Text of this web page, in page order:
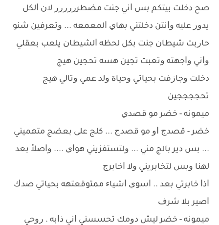
ﺻﺢ ﺩﺧﻠﺖ ﺑﻴﺘﻜﻢ ﺑﺲ ﺍﻧﻲ ﺟﻨﺖ ﻣﻀﻄﺮﺭﺭﺭﺭﺭ ﻻﻥ ﺍﻟﻜﻞ
ﻳﺪﻭﺭ ﻋﻠﻴﻪ ﻭﺍﻧﺘﻦ ﺩﺧﻠﺘﻨﻲ ﺑﻬﺎﻱ ﺍﻟﻤﻌﻤﻌﻪ ... ﻭﺗﻌﺮﻓﻴﻦ ﺷﻨﻮ
ﺣﺎﺭﺑﺖ ﺷﻴﻄﺎﻥ ﺟﻨﺖ ﺑﻜﻞ ﻟﺤﻈﻪ ﺍﻟﺸﻴﻄﺎﻥ ﻳﻠﻌﺐ ﺑﻌﻘﻠﻲ
ﻭﺍﻧﻲ ﻭﺍﺟﻬﺘﻪ ﻭﺗﻌﺒﺖ ﺗﺠﻴﻦ ﻫﺴﻪ ﺗﺤﺠﻴﻦ ﻫﻴﺞ
ﺩﺧﻠﺖ ﻭﺟﺎﺯﻓﺖ ﺑﺤﻴﺎﺗﻲ ﻭﺣﻴﺎﺓ ﻭﻟﺪ ﻋﻤﻲ ﻭﺗﺎﻟﻲ ﻫﻴﺞ
ﺗﺤﺠﺠﺠﺠﻴﻦ
ﻣﻴﻤﻮﻧﻪ - ﺧﻀﺮ ﻣﻮ ﻗﺼﺪﻱ
ﺧﻀﺮ - ﻗﺼﺪﺝ ﺍﻭ ﻣﻮ ﻗﺼﺪﺝ ... ﻛﻠﺞ ﻋﻠﻰ ﺑﻌﻀﺞ ﻣﺘﻬﻤﻴﻨﻲ
... ﺑﺲ ﺩﻳﺮ ﺑﺎﻟﺞ ﻣﻨﻲ ... ﻭﻟﺘﺴﺘﻔﺰﻳﻨﻲ ﻫﻮﺍﻱ .... ﻭﺍﺻﻼً ﺑﻌﺪ
ﻟﻬﻨﺎ ﻭﺑﺲ ﻟﺘﺨﺎﺑﺮﻳﻨﻲ ﻭﻻ ﺍﺧﺎﺑﺮﺝ
ﺍﺫﺍ ﺧﺎﺑﺮﺗﻲ ﺑﻌﺪ .. ﺍﺳﻮﻱ ﺍﺷﻴﺎﺀ ﻣﻤﺘﻮﻗﻌﺘﻬﻪ ﺑﺤﻴﺎﺗﻲ ﺻﺪﻙ
ﺍﺻﻴﺮ ﺑﻼ ﺷﺮﻑ
ﻣﻴﻤﻮﻧﻪ - ﺧﻀﺮ ﻟﻴﺶ ﺩﻭﻣﻚ ﺗﺤﺴﺴﻨﻲ ﺍﻧﻲ ﺫﺍﺑﻪ . ﺭﻭﺣﻲ